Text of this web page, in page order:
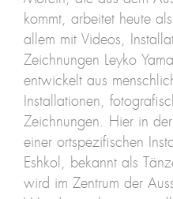
kommt, arbeitet heute
allem mit Videos,
Zeichnungen Leyko
entwickelt aus
Installationen,
Zeichnungen. Hier in
einer ortspezifischen
Eshkol, bekannt als
wird im Zentrum der